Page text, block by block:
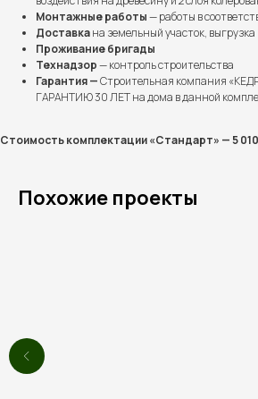
Монтажные работы— работы в
Доставкана земельный участок, выгрузка
Проживание бригады
Технадзор— контроль строительства
Гарантия —Строительная компания
ГАРАНТИЮ 30 ЛЕТ на дома в данной
Стоимость комплектации «Стандарт» — 5
Похожие проекты
Более 100 семей уже
вместе с нами
Выполненные проекты